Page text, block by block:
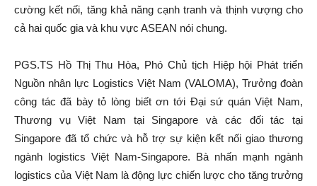
cường kết nối, tăng khả năng cạnh tranh và thịnh vượng cho
cả hai quốc gia và khu vực ASEAN nói chung.
PGS.TS Hồ Thị Thu Hòa, Phó Chủ tịch Hiệp hội Phát triển
Nguồn nhân lực Logistics Việt Nam (VALOMA), Trưởng đoàn
công tác đã bày tỏ lòng biết ơn tới Đại sứ quán Việt Nam,
Thương vụ Việt Nam tại Singapore và các đối tác tại
Singapore đã tổ chức và hỗ trợ sự kiện kết nối giao thương
ngành logistics Việt Nam-Singapore. Bà nhấn mạnh ngành
logistics của Việt Nam là động lực chiến lược cho tăng trưởng